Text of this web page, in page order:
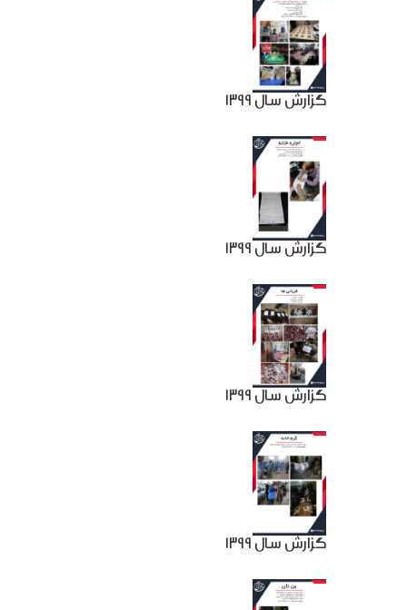
گزارش سال 1399
گزارش سال 1399
گزارش سال 1399
گزارش سال 1399